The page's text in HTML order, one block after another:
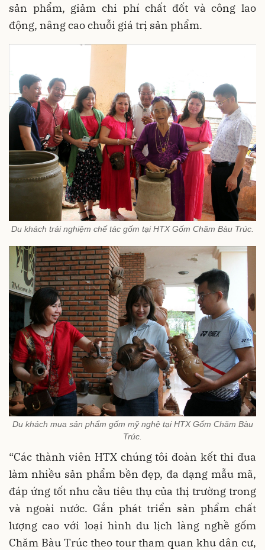
sản phẩm, giảm chi phí chất đốt và công lao
động, nâng cao chuỗi giá trị sản phẩm.
Du khách trải nghiệm chế tác gốm tại HTX Gốm Chăm Bàu Trúc.
Du khách mua sản phẩm gốm mỹ nghệ tại HTX Gốm Chăm Bàu
Trúc.
“Các thành viên HTX chúng tôi đoàn kết thi đua
làm nhiều sản phẩm bền đẹp, đa dạng mẫu mã,
đáp ứng tốt nhu cầu tiêu thụ của thị trường trong
và ngoài nước. Gắn phát triển sản phẩm chất
lượng cao với loại hình du lịch làng nghề gốm
Chăm Bàu Trúc theo tour tham quan khu dân cư,